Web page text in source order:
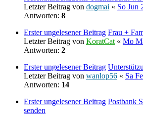
Letzter Beitrag von dogmai « So Jun
Antworten: 8
Erster ungelesener Beitrag Frau +
Letzter Beitrag von KoratCat « Mo
Antworten: 2
Erster ungelesener Beitrag
Letzter Beitrag von wanlop56 « Sa
Antworten: 14
Erster ungelesener Beitrag Postbank
senden